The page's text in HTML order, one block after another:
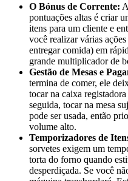
O Bónus de Corrente:
pontuações altas é criar
itens para um cliente e
você realizar várias
entregar comida) em
grande multiplicador de
Gestão de Mesas e
termina de comer, ele
tocar na caixa
seguida, tocar na mesa
pode ser usada, então
volume alto.
Temporizadores de
sorvetes exigem um
torta do forno quando
desperdiçada. Se você